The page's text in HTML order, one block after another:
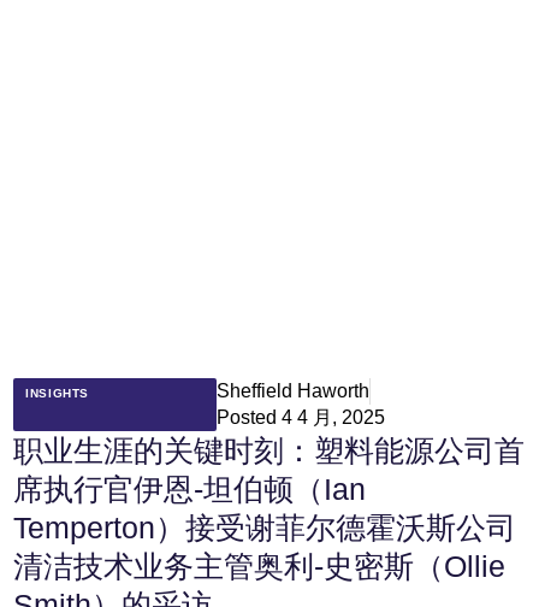
Sheffield Haworth
Posted 4 4 月, 2025
INSIGHTS
职业生涯的关键时刻：塑料能源公司首
席执行官伊恩-坦伯顿（Ian
Temperton）接受谢菲尔德霍沃斯公司
清洁技术业务主管奥利-史密斯（Ollie